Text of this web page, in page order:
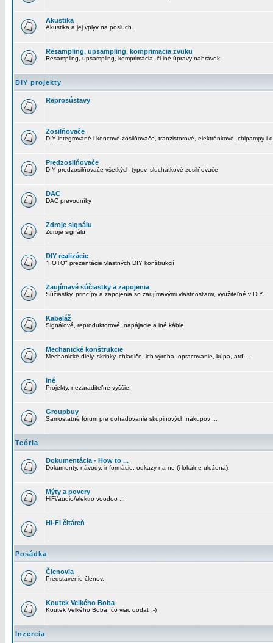
Akustika
Akustika a jej vplyv na posluch.
Resampling, upsampling, komprimacia zvuku
Resampling, upsampling, komprimácia, či iné úpravy nahrávok
DIY projekty
Reprosústavy
Zosilňovače
DIY integrované i koncové zosilňovače, tranzistorové, elektrónkové, chipampy i
Predzosilňovače
DIY predzosilňovače všetkých typov, sluchátkové zosilňovače
DAC
DAC prevodníky
Zdroje signálu
Zdroje signálu
DIY realizácie
"FOTO" prezentácie vlastných DIY konštrukcií
Zaujímavé súčiastky a zapojenia
Súčiastky, princípy a zapojenia so zaujímavými vlastnosťami, využiteľné v DIY.
Kabeláž
Signálové, reproduktorové, napájacie a iné káble
Mechanické konštrukcie
Mechanické diely, skrinky, chladiče, ich výroba, opracovanie, kúpa, atď ...
Iné
Projekty, nezaraditeľné vyššie.
Groupbuy
Samostatné fórum pre dohadovanie skupinových nákupov ...
Teória
Dokumentácia - How to ...
Dokumenty, návody, informácie, odkazy na ne (i lokálne uložená).
Mýty a povery
HiFi/audio/elektro voodoo ...
Hi-Fi čitáreň
Posádka
Členovia
Predstavenie členov.
Koutek Velkého Boba
Koutek Velkého Boba, čo viac dodať :-)
Inzercia